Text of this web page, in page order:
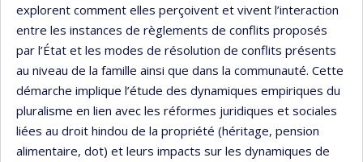
explorent comment elles perçoivent et vivent l’interaction
entre les instances de règlements de conflits proposés
par l’État et les modes de résolution de conflits présents
au niveau de la famille ainsi que dans la communauté. Cette
démarche implique l’étude des dynamiques empiriques du
pluralisme en lien avec les réformes juridiques et sociales
liées au droit hindou de la propriété (héritage, pension
alimentaire, dot) et leurs impacts sur les dynamiques de